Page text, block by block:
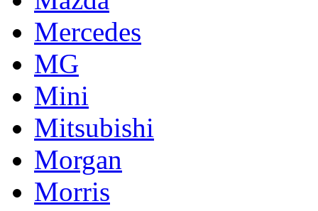
Mercedes
MG
Mini
Mitsubishi
Morgan
Morris